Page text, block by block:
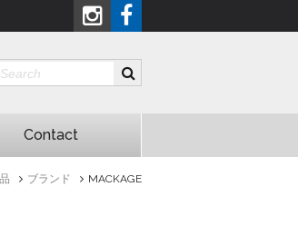
Contact
ブランド MACKAGE